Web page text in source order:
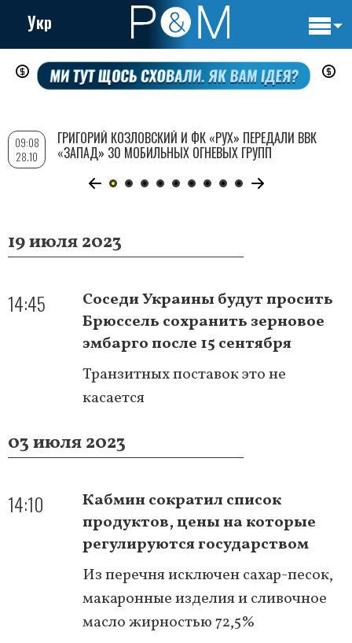
Перейти
содержанию
Укр
19 июля 2023
14:45
Соседи Украины будут просить
Брюссель сохранить зерновое
эмбарго после 15 сентября
Транзитных поставок это не
касается
03 июля 2023
14:10
Кабмин сократил список
продуктов, цены на которые
регулируются государством
Из перечня исключен сахар-песок,
макаронные изделия и сливочное
масло жирностью 72,5%
09:08
28.10
ГРИГОРИЙ КОЗЛОВСКИЙ И ФК «РУХ» ПЕРЕДАЛИ ВВК
«ЗАПАД» 30 МОБИЛЬНЫХ ОГНЕВЫХ ГРУПП